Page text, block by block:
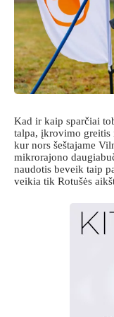
Kad ir kaip sparčiai
talpa, įkrovimo greitis
kur nors šeštajame
mikrorajono
naudotis beveik taip
veikia tik Rotušės